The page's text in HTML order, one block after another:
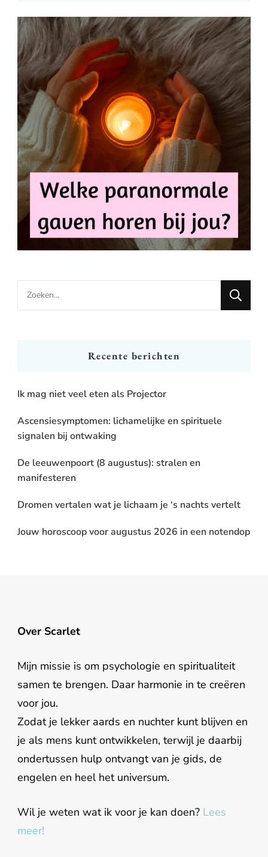
Looking
for
Recente berichten
Ik mag niet veel eten als Projector
Ascensiesymptomen: lichamelijke en spirituele
signalen bij ontwaking
De leeuwenpoort (8 augustus): stralen en
manifesteren
Dromen vertalen wat je lichaam je ‘s nachts vertelt
Jouw horoscoop voor augustus 2026 in een notendop
Over Scarlet
Mijn missie is om psychologie en spiritualiteit
samen te brengen. Daar harmonie in te creëren
voor jou.
Zodat je lekker aards en nuchter kunt blijven en
je als mens kunt ontwikkelen, terwijl je daarbij
ondertussen hulp ontvangt van je gids, de
engelen en heel het universum.
Wil je weten wat ik voor je kan doen? Lees
meer!